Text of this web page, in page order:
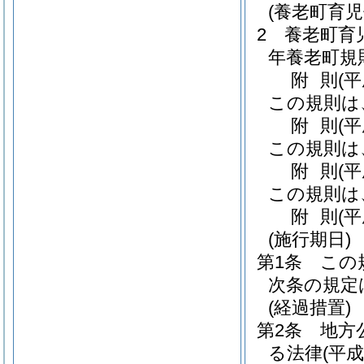
(養老町育
2
養老町育
年養老町規
附 則 (
この規則
附 則 (
この規則
附 則 (
この規則
附 則 (
(施行期日)
第1条
この
次条の規
(経過措置)
第2条
地方
る法律(平